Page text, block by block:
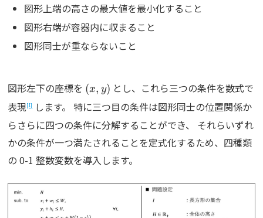
図形上端の高さの最大値を最小化すること
図形右端が容器内に収まること
図形同士が重ならないこと
図形左下の座標を (x,
y)
(x, y) とし、これら三つの条件を数式で
表現[1]します。 特に三つ目の条件は図形同士の位置関係か
らさらに四つの条件に分解することができ、 それらいずれ
かの条件が一つ満たされることを定式化するため、四種類
の 0-1 整数変数を導入します。